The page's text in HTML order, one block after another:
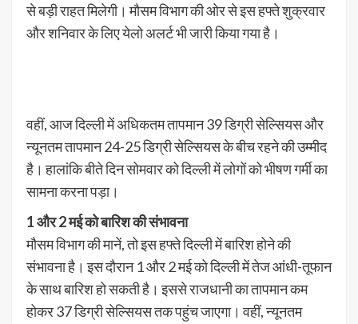
से बड़ी राहत मिलेगी। मौसम विभाग की ओर से इस हफ्ते शुक्रवार
और शनिवार के लिए येलो अलर्ट भी जारी किया गया है।
वहीं, आज दिल्ली में अधिकतम तापमान 39 डिग्री सेल्सियस और
न्यूनतम तापमान 24-25 डिग्री सेल्सियस के बीच रहने की उम्मीद
है। हालांकि बीते दिन सोमवार को दिल्ली में लोगों को भीषण गर्मी का
सामना करना पड़ा।
1 और 2 मई को बारिश की संभावना
मौसम विभाग की मानें, तो इस हफ्ते दिल्ली में बारिश होने की
संभावना है। इस दौरान 1 और 2 मई को दिल्ली में तेज आंधी-तूफान
के साथ बारिश हो सकती है। इससे राजधानी का तापमान कम
होकर 37 डिग्री सेल्सियस तक पहुंच जाएगा। वहीं, न्यूनतम